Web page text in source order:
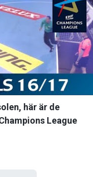
här är de
League